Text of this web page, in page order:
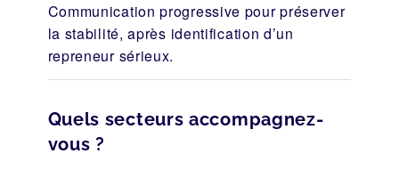
Communication progressive pour préserver
la stabilité, après identification d’un
repreneur sérieux.
Quels secteurs accompagnez-
vous ?